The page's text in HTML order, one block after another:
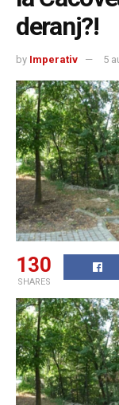
deranj?!
by Imperativ 5
130
SHARES